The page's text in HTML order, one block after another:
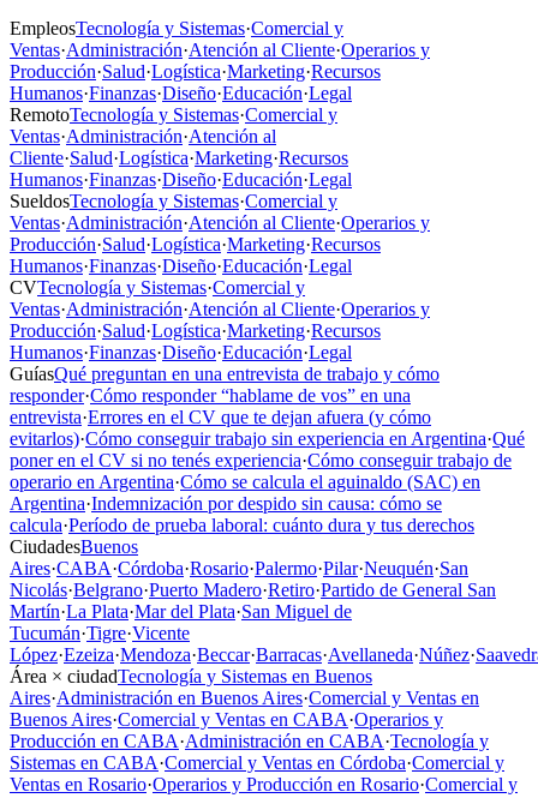
EmpleosTecnología y Sistemas·Comercial y
Ventas·Administración·Atención al Cliente·Operarios y
Producción·Salud·Logística·Marketing·Recursos
Humanos·Finanzas·Diseño·Educación·Legal
RemotoTecnología y Sistemas·Comercial y
Ventas·Administración·Atención al
Cliente·Salud·Logística·Marketing·Recursos
Humanos·Finanzas·Diseño·Educación·Legal
SueldosTecnología y Sistemas·Comercial y
Ventas·Administración·Atención al Cliente·Operarios y
Producción·Salud·Logística·Marketing·Recursos
Humanos·Finanzas·Diseño·Educación·Legal
CVTecnología y Sistemas·Comercial y
Ventas·Administración·Atención al Cliente·Operarios y
Producción·Salud·Logística·Marketing·Recursos
Humanos·Finanzas·Diseño·Educación·Legal
GuíasQué preguntan en una entrevista de trabajo y cómo
responder·Cómo responder “hablame de vos” en una
entrevista·Errores en el CV que te dejan afuera (y cómo
evitarlos)·Cómo conseguir trabajo sin experiencia en Argentina·Qué
poner en el CV si no tenés experiencia·Cómo conseguir trabajo de
operario en Argentina·Cómo se calcula el aguinaldo (SAC) en
Argentina·Indemnización por despido sin causa: cómo se
calcula·Período de prueba laboral: cuánto dura y tus derechos
CiudadesBuenos
Aires·CABA·Córdoba·Rosario·Palermo·Pilar·Neuquén·San
Nicolás·Belgrano·Puerto Madero·Retiro·Partido de General San
Martín·La Plata·Mar del Plata·San Miguel de
Tucumán·Tigre·Vicente
López·Ezeiza·Mendoza·Beccar·Barracas·Avellaneda·Núñez·
Área × ciudadTecnología y Sistemas en Buenos
Aires·Administración en Buenos Aires·Comercial y Ventas en
Buenos Aires·Comercial y Ventas en CABA·Operarios y
Producción en CABA·Administración en CABA·Tecnología y
Sistemas en CABA·Comercial y Ventas en Córdoba·Comercial y
Ventas en Rosario·Operarios y Producción en Rosario·Comercial y